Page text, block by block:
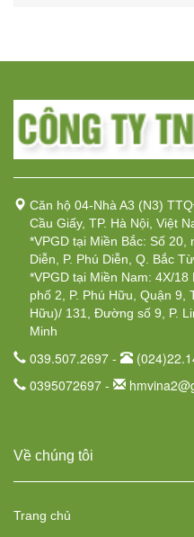
Căn hộ 04-Nhà A3 (N3)
Cầu Giấy, TP. Hà Nội, Việt
*VPGD tại Miền Bắc: Số 20,
Diễn, P. Phú Diễn, Q. Bắc
*VPGD tại Miền Nam: 4X/
phố 2, P. Phú Hữu, Quận 9,
Hữu)/ 131, Đường số 9, P.
Minh
039.507.2697 -
0395072697 -
Về chúng tôi
Trang chủ